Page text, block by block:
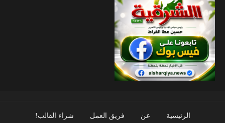
الرئيسية عن فريق العمل شراء القالب!